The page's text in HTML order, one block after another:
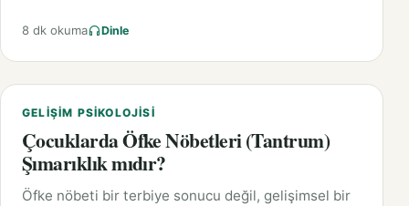
8 dk okuma Dinle
GELIŞIM PSIKOLOJISI
Çocuklarda Öfke Nöbetleri (Tantrum)
Şımarıklık mıdır?
Öfke nöbeti bir terbiye sonucu değil, gelişimsel bir